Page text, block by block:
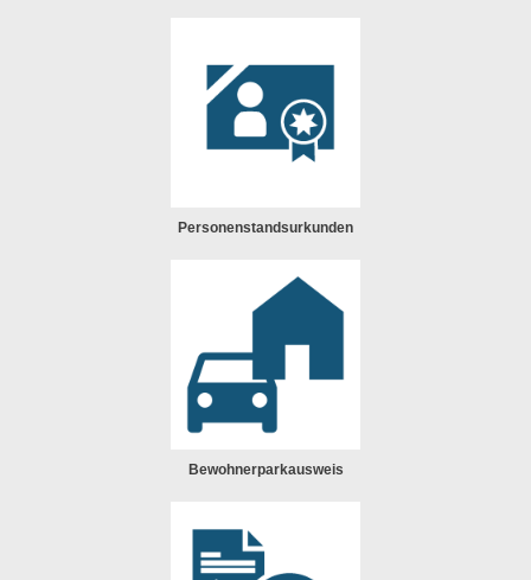
Personenstandsurkunden
Bewohnerparkausweis